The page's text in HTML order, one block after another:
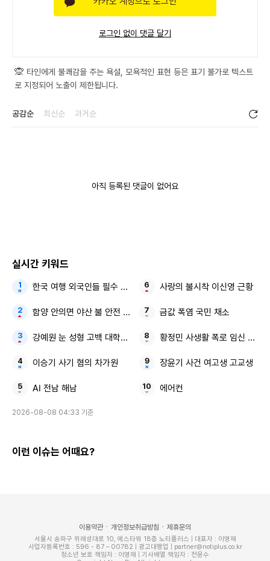
로그인 없이 댓글 달기
🙊 타인에게 불쾌감을 주는 욕설, 모욕적인 표현 등은 표기 불가로 텍스트
로 지정되어 노출이 제한됩니다.
공감순 최신순 과거순
아직 등록된 댓글이 없어요
실시간 키워드
한국 여행 외국인들 필수 구매템
함양 안의면 야산 불 안전 안내문자
강예원 눈 성형 고백 대학생 비주얼
이승기 사기 혐의 차가원
AI 전남 해남
사랑의 불시착 이신영 근황
금값 폭염 국민 채소
황정민 사생활 폭로 임신 축하
장윤기 사건 여고생 고교생
에어컨
2026-08-08 04:33 기준
이런 이슈는 어때요?
이용약관 개인정보취급방침 제휴문의
서울시 송파구 위례성대로 10, 에스타워 18층 노티플러스 | 대표자 : 이영재
사업자등록번호 : 596 - 87 – 00782 | 광고대행업 | partner@notiplus.co.kr
청소년 보호 책임자 : 이영재 | 기사배열 책임자 : 전윤수